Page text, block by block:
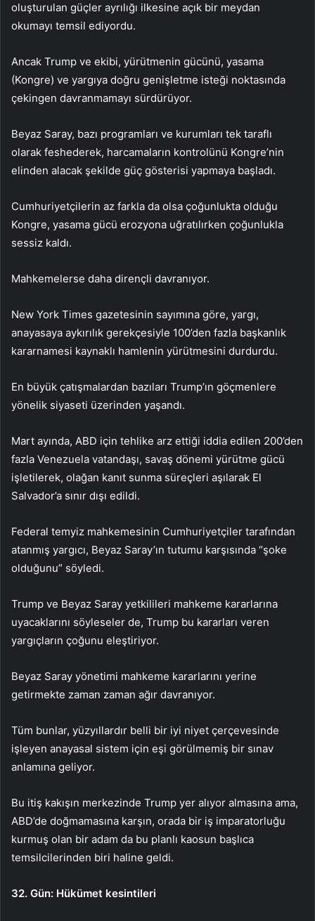
oluşturulan güçler ayrılığı ilkesine açık bir meydan
okumayı temsil ediyordu.
Ancak Trump ve ekibi, yürütmenin gücünü, yasama
(Kongre) ve yargıya doğru genişletme isteği noktasında
çekingen davranmamayı sürdürüyor.
Beyaz Saray, bazı programları ve kurumları tek taraflı
olarak feshederek, harcamaların kontrolünü Kongre’nin
elinden alacak şekilde güç gösterisi yapmaya başladı.
Cumhuriyetçilerin az farkla da olsa çoğunlukta olduğu
Kongre, yasama gücü erozyona uğratılırken çoğunlukla
sessiz kaldı.
Mahkemelerse daha dirençli davranıyor.
New York Times gazetesinin sayımına göre, yargı,
anayasaya aykırılık gerekçesiyle 100’den fazla başkanlık
kararnamesi kaynaklı hamlenin yürütmesini durdurdu.
En büyük çatışmalardan bazıları Trump’ın göçmenlere
yönelik siyaseti üzerinden yaşandı.
Mart ayında, ABD için tehlike arz ettiği iddia edilen 200’den
fazla Venezuela vatandaşı, savaş dönemi yürütme gücü
işletilerek, olağan kanıt sunma süreçleri aşılarak El
Salvador’a sınır dışı edildi.
Federal temyiz mahkemesinin Cumhuriyetçiler tarafından
atanmış yargıcı, Beyaz Saray’ın tutumu karşısında “şoke
olduğunu” söyledi.
Trump ve Beyaz Saray yetkilileri mahkeme kararlarına
uyacaklarını söyleseler de, Trump bu kararları veren
yargıçların çoğunu eleştiriyor.
Beyaz Saray yönetimi mahkeme kararlarını yerine
getirmekte zaman zaman ağır davranıyor.
Tüm bunlar, yüzyıllardır belli bir iyi niyet çerçevesinde
işleyen anayasal sistem için eşi görülmemiş bir sınav
anlamına geliyor.
Bu itiş kakışın merkezinde Trump yer alıyor almasına ama,
ABD’de doğmamasına karşın, orada bir iş imparatorluğu
kurmuş olan bir adam da bu planlı kaosun başlıca
temsilcilerinden biri haline geldi.
32. Gün: Hükümet kesintileri